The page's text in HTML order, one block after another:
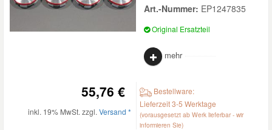
Art.-Nummer: EP1247835
Original Ersatzteil
mehr
55,76 €
inkl. 19% MwSt. zzgl. Versand *
Bestellware:
Lieferzeit 3-5 Werktage
(vorausgesetzt ab Werk lieferbar - wir
informieren Sie)